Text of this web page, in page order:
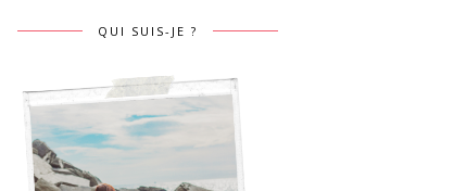
QUI SUIS-JE ?